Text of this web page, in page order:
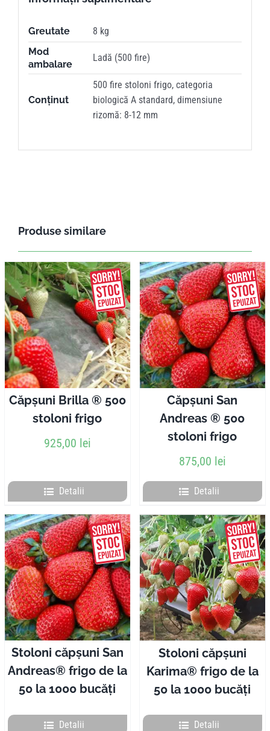
Greutate
8 kg
Mod
ambalare
Ladă (500 fire)
Conținut
500 fire stoloni frigo, categoria
biologică A standard, dimensiune
rizomă: 8-12 mm
Produse similare
Căpșuni Brilla ® 500
stoloni frigo
925,00 lei
Detalii
Căpșuni San
Andreas ® 500
stoloni frigo
875,00 lei
Detalii
Stoloni căpșuni San
Andreas® frigo de la
50 la 1000 bucăți
Detalii
Stoloni căpșuni
Karima® frigo de la
50 la 1000 bucăți
Detalii